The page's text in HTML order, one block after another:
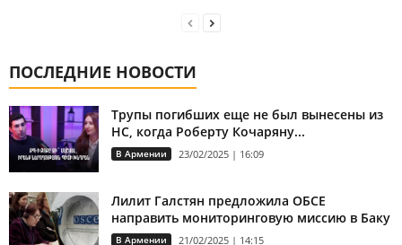
ПОСЛЕДНИЕ НОВОСТИ
Трупы погибших еще не был вынесены из
НС, когда Роберту Кочаряну...
В Армении 23/02/2025 | 16:09
Лилит Галстян предложила ОБСЕ
направить мониторинговую миссию в Баку
В Армении 21/02/2025 | 14:15